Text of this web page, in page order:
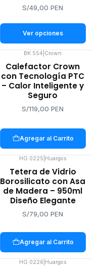
S/49,00 PEN
Ver opciones
BK 554 Crown
Calefactor Crown
con Tecnología PTC
– Calor Inteligente y
Seguro
S/119,00 PEN
Agregar al Carrito
HG 0225 Huargos
Tetera de Vidrio
Borosilicato con Asa
de Madera – 950ml
Diseño Elegante
S/79,00 PEN
Agregar al Carrito
HG 0226 Huargos